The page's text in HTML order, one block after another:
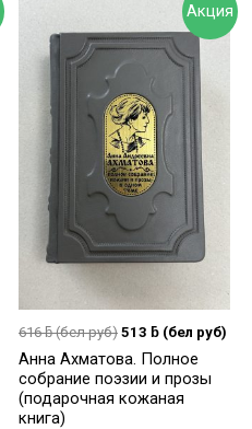
Акция
616ƃ(бел руб) 513 ƃ (бел руб)
Анна Ахматова. Полное
собрание поэзии и прозы
(подарочная кожаная
книга)